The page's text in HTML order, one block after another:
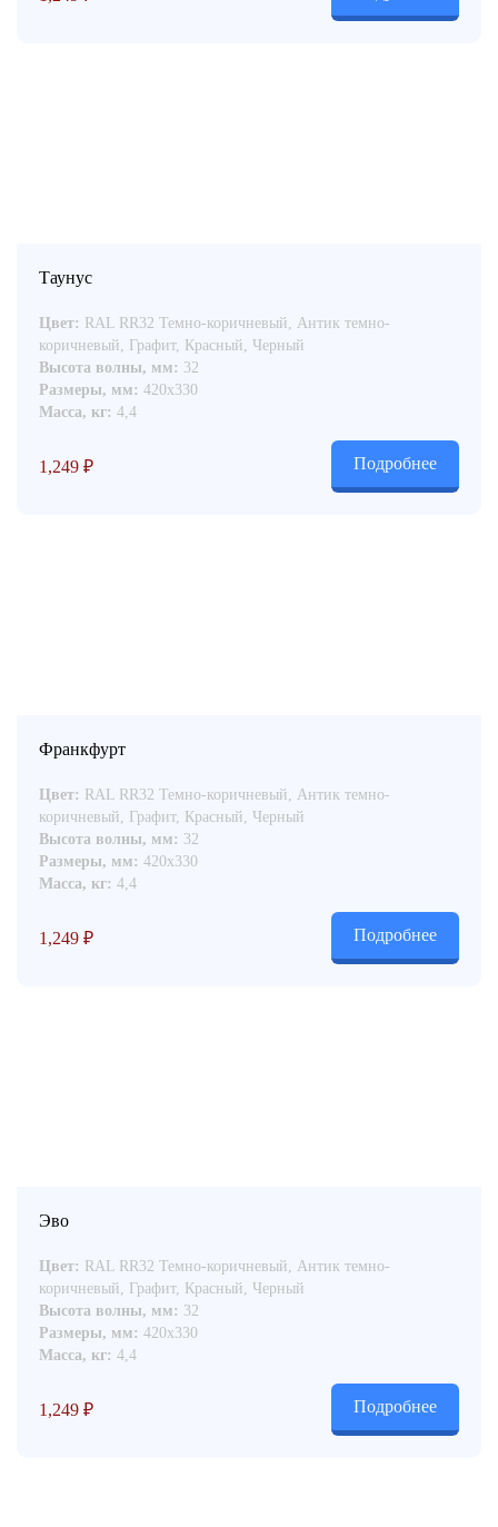
Таунус
Цвет: RAL RR32 Темно-коричневый, Антик темно-
коричневый, Графит, Красный, Черный
Высота волны, мм: 32
Размеры, мм: 420x330
Масса, кг: 4,4
1,249 ₽ Подробнее
Франкфурт
Цвет: RAL RR32 Темно-коричневый, Антик темно-
коричневый, Графит, Красный, Черный
Высота волны, мм: 32
Размеры, мм: 420x330
Масса, кг: 4,4
1,249 ₽ Подробнее
Эво
Цвет: RAL RR32 Темно-коричневый, Антик темно-
коричневый, Графит, Красный, Черный
Высота волны, мм: 32
Размеры, мм: 420x330
Масса, кг: 4,4
1,249 ₽ Подробнее